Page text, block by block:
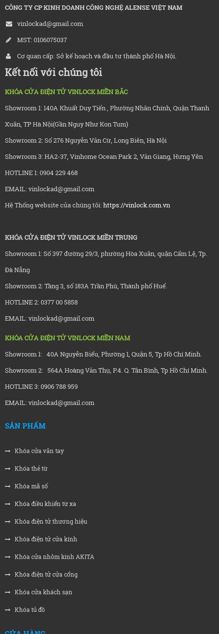
CÔNG TY CP KINH DOANH CÔNG NGHỆ ALENSE VIỆT NAM
vinlockad@gmail.com
MST: 0106075037
Cơ quan cấp: Sở kế hoạch và đầu tư thành phố Hà Nội.
Kết nối với chúng tôi
KHÓA CỬA ĐIỆN TỬ VINLOCK MIỀN BẮC
Showroom 1: 140A Khuất Duy Tiến , Phường Nhân Chính, Quận Thanh
Xuân, TP Hà Nội(Gần Nguy Như Kon Tum)
Showroom 2: Số 276 Nguyễn Văn Cừ, Long Biên, Hà Nội
Showroom 3: HA2-37, Vinhome Ocean Park 2, Văn Giang, Hưng Yên
HOTLINE 1: 0904 229 468
EMAIL: vinlockad@gmail.com
Hệ Thống website của chúng tôi:https://vinlock.com.vn
KHÓA CỬA ĐIỆN TỬ VINLOCK MIỀN TRUNG
Showroom 1: Số 397 đường 29/3, phường Hòa Xuân, quận Cẩm Lệ, Tp.
Đà Nẵng
Showroom 2: Tầng 3, số 183A Trần Phú, Thành phố Huế.
HOTLINE 2: 0377 00 5858
EMAIL: vinlockad@gmail.com
KHÓA CỬA ĐIỆN TỬ VINLOCK MIỀN NAM
Showroom 1: 40A Nguyễn Biểu, Phường 1, Quận 5, Tp Hồ Chí Minh.
Showroom 2: 564A Hoàng Văn Thụ, P.4. Q. Tân Bình, Tp Hồ Chí Minh.
HOTLINE 3: 0906 788 959
EMAIL: vinlockad@gmail.com
SẢN PHẨM
Khóa cửa vân tay
Khóa thẻ từ
Khóa mã số
Khóa điều khiển từ xa
Khóa điện tử thương hiệu
Khóa điện tử cửa kính
Khóa cửa nhôm kính AKITA
Khóa điện tử cửa cổng
Khóa cửa khách sạn
Khóa tủ đồ